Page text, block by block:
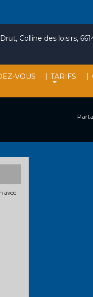
VOUS | TARIFS |
Colline des loisirs,
avec